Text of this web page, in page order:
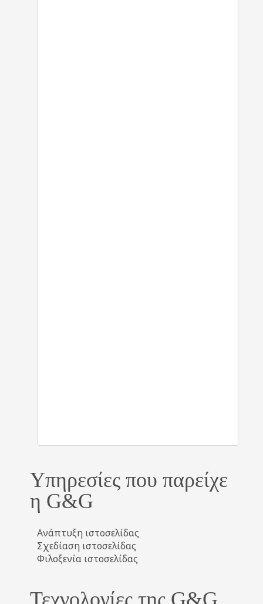
Υπηρεσίες που παρείχε
η G&G
Ανάπτυξη ιστοσελίδας
Σχεδίαση ιστοσελίδας
Φιλοξενία ιστοσελίδας